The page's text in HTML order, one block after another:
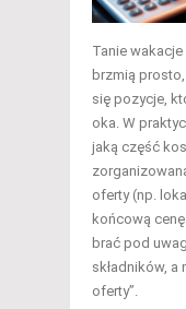
Tanie
brzmią
się pozycje,
oka. W
jaką część
oferty (np.
końcową
brać pod
składników, a
oferty”.